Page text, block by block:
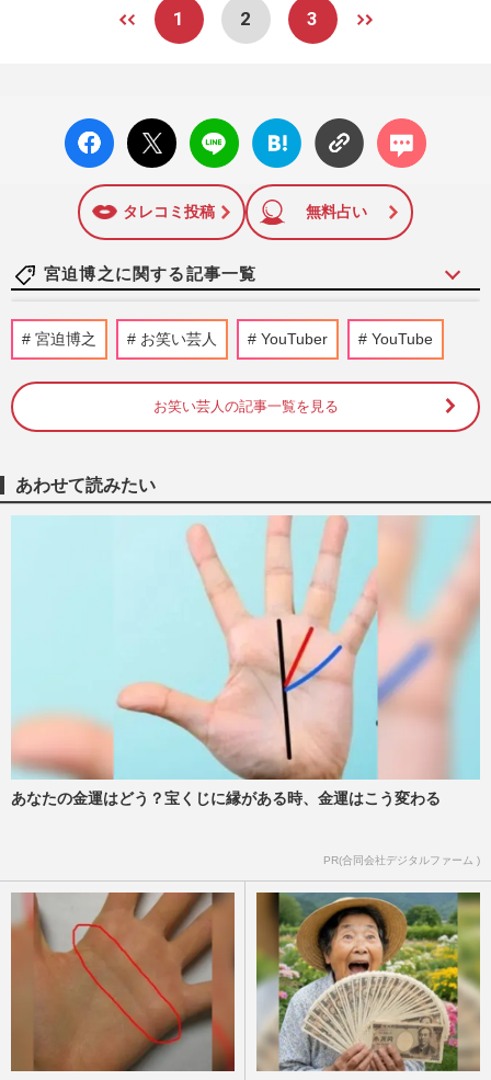
1 2 3
facebo
ok い
X ポス
ト
LINE
はてな
ブック
に追加
コメン
ト
タレコミ投稿 無料占い
宮迫博之に関する記事一覧
ドジャース山本由伸が満塁弾含む５失点
KOにネット「宮迫のせい」始球式務めた
週刊女性PRIME 2025/5/9
本、心配されるのは「闇営業」で11人処分
という“黒歴史”の二の舞
週刊女性PRIME
岡村隆史「宮迫の事はグチグチ言ったの
に」中居正広引退の日にラジオで貫いたノ
ーコメントに批判集中
2025/1/25
『行列のできる相談所』終了に「窮屈な世
の中のきっかけ」「不祥事芸能人に事欠か
ない」集まってしまった“…
週刊女性PRIME 2024/12/15
宮迫博之「蛍ちゃんやフジモンの気持ちは
希望表明も“厚顔無恥”ム…
週刊女性PRIME 2024/10/29
宮迫博之 お笑い芸人 YouTuber YouTube
お笑い芸人の記事一覧を見る
あわせて読みたい
あなたの金運はどう？宝くじに縁がある時、金運はこう変わる
PR(合同会社デジタルファーム )